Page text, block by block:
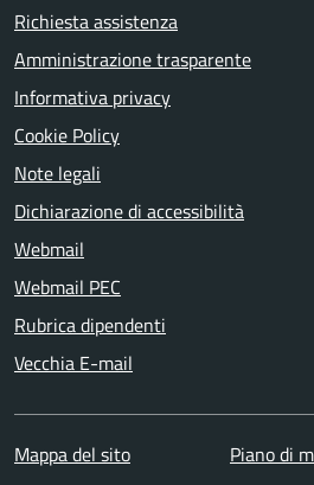
Richiesta assistenza
Amministrazione trasparente
Informativa privacy
Cookie Policy
Note legali
Dichiarazione di accessibilità
Webmail
Webmail PEC
Rubrica dipendenti
Vecchia E-mail
Mappa del sito Piano di